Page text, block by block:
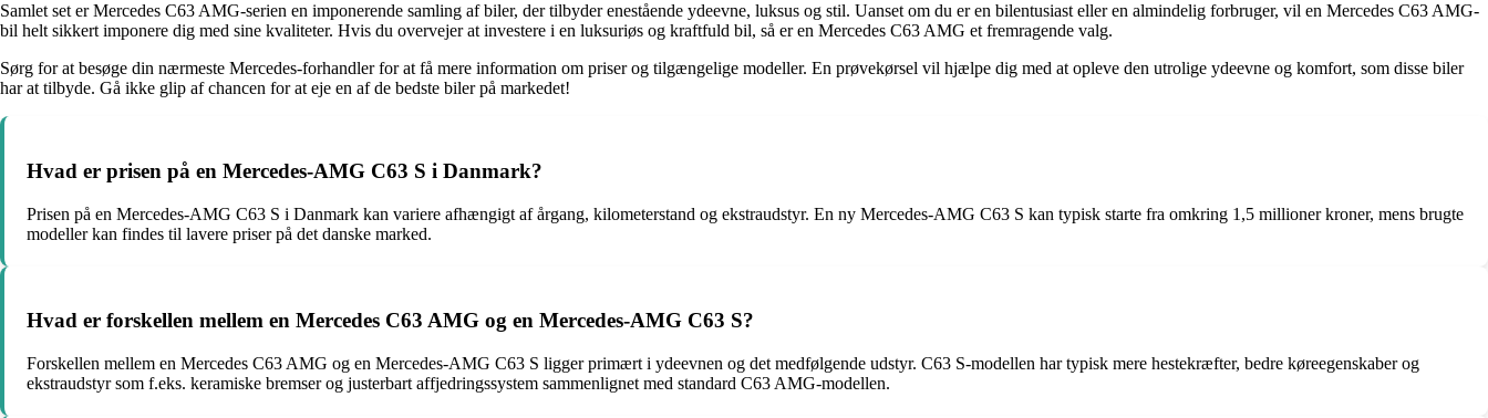
Samlet set er Mercedes C63 AMG-serien en imponerende samling af biler, der tilbyder enestående ydeevne, luksus og stil. Uanset om du er en bilentusiast eller en almindelig forbruger, vil en Mercedes C63 AMG-
bil helt sikkert imponere dig med sine kvaliteter. Hvis du overvejer at investere i en luksuriøs og kraftfuld bil, så er en Mercedes C63 AMG et fremragende valg.
Sørg for at besøge din nærmeste Mercedes-forhandler for at få mere information om priser og tilgængelige modeller. En prøvekørsel vil hjælpe dig med at opleve den utrolige ydeevne og komfort, som disse biler
har at tilbyde. Gå ikke glip af chancen for at eje en af de bedste biler på markedet!
Hvad er prisen på en Mercedes-AMG C63 S i Danmark?
Prisen på en Mercedes-AMG C63 S i Danmark kan variere afhængigt af årgang, kilometerstand og ekstraudstyr. En ny Mercedes-AMG C63 S kan typisk starte fra omkring 1,5 millioner kroner, mens brugte
modeller kan findes til lavere priser på det danske marked.
Hvad er forskellen mellem en Mercedes C63 AMG og en Mercedes-AMG C63 S?
Forskellen mellem en Mercedes C63 AMG og en Mercedes-AMG C63 S ligger primært i ydeevnen og det medfølgende udstyr. C63 S-modellen har typisk mere hestekræfter, bedre køreegenskaber og
ekstraudstyr som f.eks. keramiske bremser og justerbart affjedringssystem sammenlignet med standard C63 AMG-modellen.